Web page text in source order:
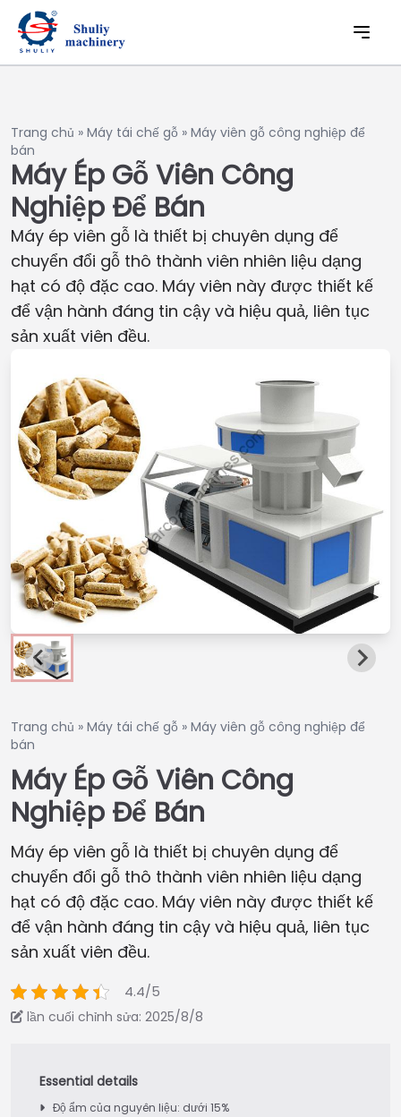
Trang chủ » Máy tái chế gỗ » Máy viên gỗ công nghiệp để
bán
Máy Ép Gỗ Viên Công
Nghiệp Để Bán
Máy ép viên gỗ là thiết bị chuyên dụng để
chuyển đổi gỗ thô thành viên nhiên liệu dạng
hạt có độ đặc cao. Máy viên này được thiết kế
để vận hành đáng tin cậy và hiệu quả, liên tục
sản xuất viên đều.
Trang chủ » Máy tái chế gỗ » Máy viên gỗ công nghiệp để
bán
Máy Ép Gỗ Viên Công
Nghiệp Để Bán
Máy ép viên gỗ là thiết bị chuyên dụng để
chuyển đổi gỗ thô thành viên nhiên liệu dạng
hạt có độ đặc cao. Máy viên này được thiết kế
để vận hành đáng tin cậy và hiệu quả, liên tục
sản xuất viên đều.
4.4/5
lần cuối chỉnh sửa: 2025/8/8
Độ ẩm của nguyên liệu: dưới 15%